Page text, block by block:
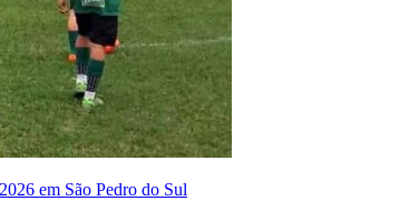
em São Pedro do Sul